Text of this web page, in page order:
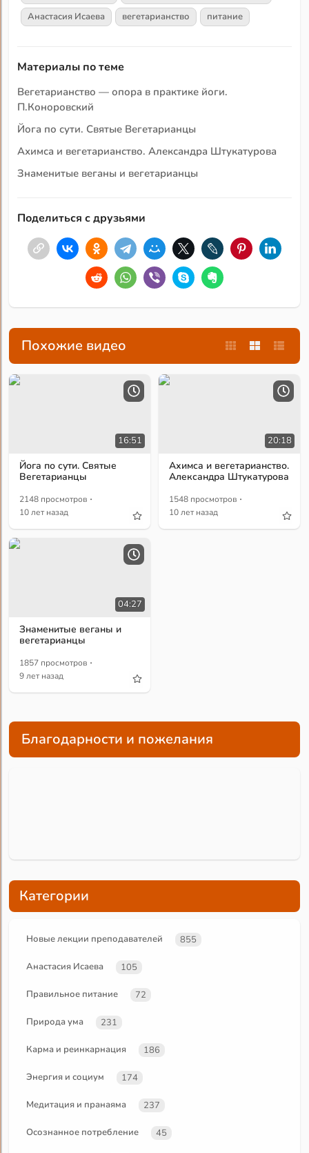
Анастасия Исаева
вегетарианство питание
Материалы по теме
Вегетарианство — опора в практике йоги.
П.Коноровский
Йога по сути. Святые Вегетарианцы
Ахимса и вегетарианство. Александра Штукатурова
Знаменитые веганы и вегетарианцы
Поделиться с друзьями
Похожие видео
16:51
Йога по сути. Святые
Вегетарианцы
2148 просмотров ·
10 лет назад
20:18
Ахимса и вегетарианство.
Александра Штукатурова
1548 просмотров ·
10 лет назад
04:27
Знаменитые веганы и
вегетарианцы
1857 просмотров ·
9 лет назад
Благодарности и пожелания
Категории
Новые лекции преподавателей 855
Анастасия Исаева 105
Правильное питание 72
Природа ума 231
Карма и реинкарнация 186
Энергия и социум 174
Медитация и пранаяма 237
Осознанное потребление 45